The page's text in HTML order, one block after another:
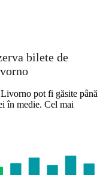
bilete de
pot fi găsite până
în medie. Cel mai